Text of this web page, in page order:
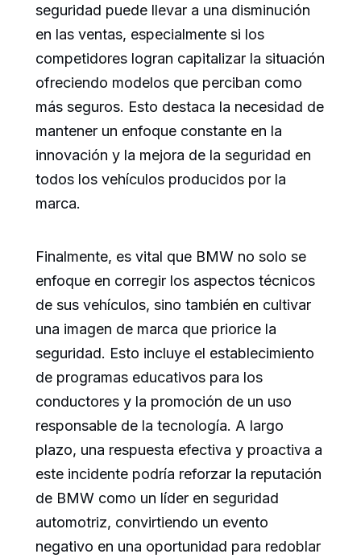
seguridad puede llevar a una disminución
en las ventas, especialmente si los
competidores logran capitalizar la situación
ofreciendo modelos que perciban como
más seguros. Esto destaca la necesidad de
mantener un enfoque constante en la
innovación y la mejora de la seguridad en
todos los vehículos producidos por la
marca.
Finalmente, es vital que BMW no solo se
enfoque en corregir los aspectos técnicos
de sus vehículos, sino también en cultivar
una imagen de marca que priorice la
seguridad. Esto incluye el establecimiento
de programas educativos para los
conductores y la promoción de un uso
responsable de la tecnología. A largo
plazo, una respuesta efectiva y proactiva a
este incidente podría reforzar la reputación
de BMW como un líder en seguridad
automotriz, convirtiendo un evento
negativo en una oportunidad para redoblar